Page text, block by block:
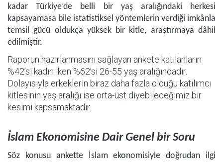
kadar Türkiye’de belli bir yaş aralığındaki herkesi
kapsayamasa bile istatistiksel yöntemlerin verdiği imkânla
temsil gücü oldukça yüksek bir kitle, araştırmaya dâhil
edilmiştir.
Raporun hazırlanmasını sağlayan ankete katılanların
%42’si kadın iken %62’si 26-55 yaş aralığındadır.
Dolayısıyla erkeklerin biraz daha fazla olduğu katılımcı
kitlesinin yaş aralığı ise orta-üst diyebileceğimiz bir
kesimi kapsamaktadır.
İslam Ekonomisine Dair Genel bir Soru
Söz konusu ankette İslam ekonomisiyle doğrudan ilgi